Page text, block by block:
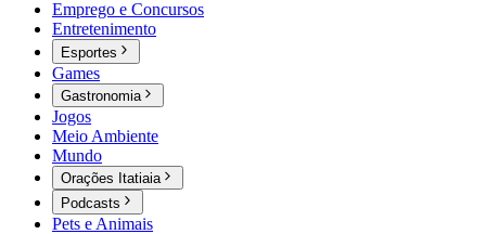
Emprego e Concursos
Entretenimento
Esportes
Games
Gastronomia
Jogos
Meio Ambiente
Mundo
Orações Itatiaia
Podcasts
Pets e Animais